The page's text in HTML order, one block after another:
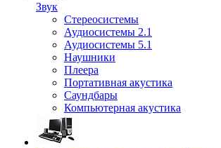
Звук
Стереосистемы
Аудиосистемы 2.1
Аудиосистемы 5.1
Наушники
Плеера
Портативная акустика
Саундбары
Компьютерная акустика